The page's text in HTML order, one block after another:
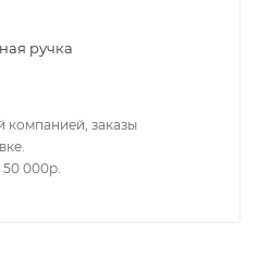
ручка
компанией, заказы
000р.